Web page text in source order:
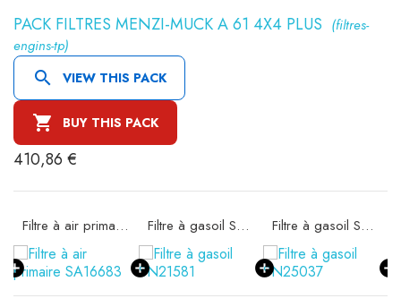
PACK FILTRES MENZI-MUCK A 61 4X4 PLUS (filtres-
engins-tp)
 VIEW THIS PACK
 BUY THIS PACK
410,86 €
Filtre à air primaire SA16683 Filtre à gasoil SN21581 Filtre à gasoil SN25037